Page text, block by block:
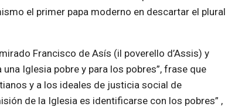
el primer papa moderno en descartar el plural
Francisco de Asís (il poverello d’Assis) y
Iglesia pobre y para los pobres”, frase que
y a los ideales de justicia social de
de la Iglesia es identificarse con los pobres” ,